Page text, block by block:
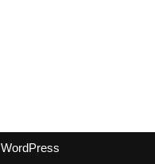
WordPress